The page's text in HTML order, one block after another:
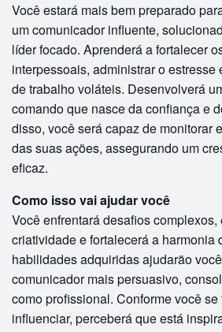
Você estará mais bem preparado
um comunicador influente,
líder focado. Aprenderá a fortalecer
interpessoais, administrar o
de trabalho voláteis. Desenvolverá
comando que nasce da confiança e
disso, você será capaz de monitorar
das suas ações, assegurando um
eficaz.
Como isso vai ajudar você
Você enfrentará desafios
criatividade e fortalecerá a harmonia
habilidades adquiridas ajudarão
comunicador mais persuasivo,
como profissional. Conforme você
influenciar, perceberá que está